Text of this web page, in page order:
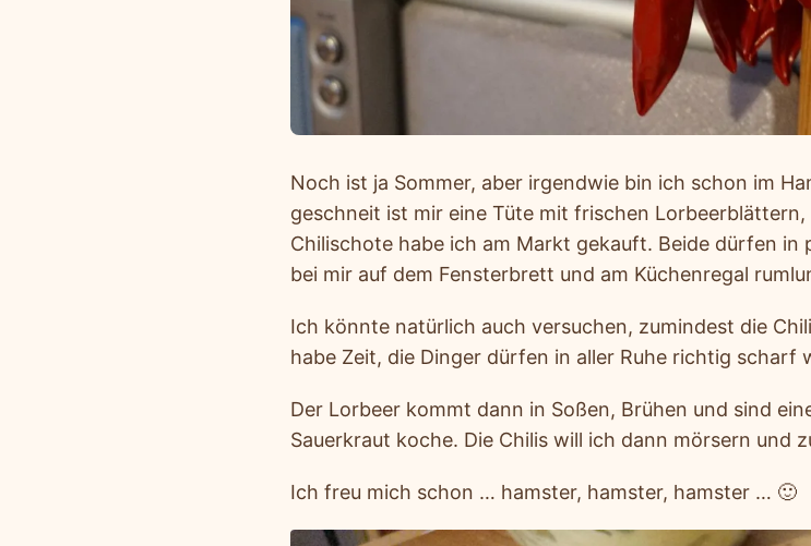
Noch ist ja Sommer, aber irgendwie bin ich schon im
geschneit ist mir eine Tüte mit frischen
Chilischote habe ich am Markt gekauft. Beide dürfen
bei mir auf dem Fensterbrett und am Küchenregal
Ich könnte natürlich auch versuchen, zumindest die
habe Zeit, die Dinger dürfen in aller Ruhe richtig scharf
Der Lorbeer kommt dann in Soßen, Brühen und sind
Sauerkraut koche. Die Chilis will ich dann mörsern
Ich freu mich schon … hamster, hamster, hamster … 🙂